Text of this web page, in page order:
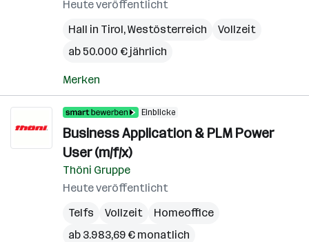
Heute veröffentlicht
Hall in Tirol,Westösterreich
Vollzeit
ab 50.000 € jährlich
Merken
Einblicke
Business Application & PLM Power
User (m/f/x)
Thöni Gruppe
Heute veröffentlicht
Telfs
Vollzeit
Homeoffice
ab 3.983,69 € monatlich